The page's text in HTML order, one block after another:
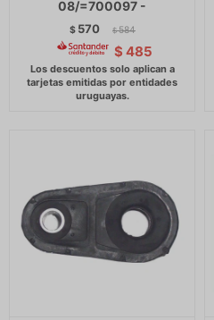
08/=700097 -
$ 570 $ 584
$ 485